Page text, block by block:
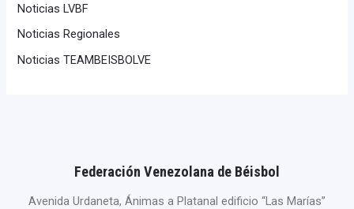
Noticias LVBF
Noticias Regionales
Noticias TEAMBEISBOLVE
Federación Venezolana de Béisbol
Avenida Urdaneta, Ánimas a Platanal edificio “Las Marías”